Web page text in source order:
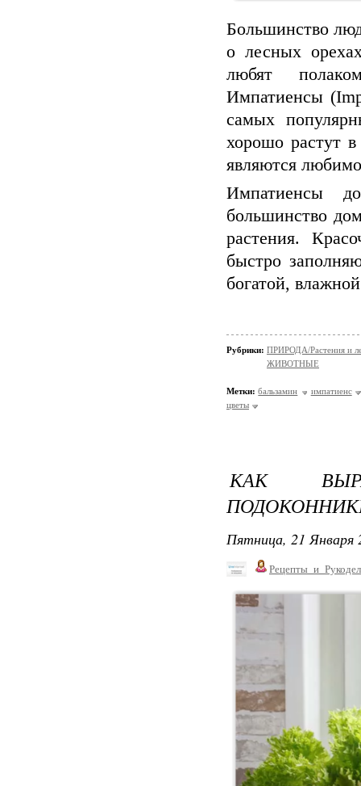
Большинство
о лесных
любят
Импатиенсы
самых
хорошо растут
являются
Импатиенсы
большинство
растения.
быстро
богатой,
Рубрики: ПРИРОДА/Растения и
ЖИВОТНЫЕ
Метки: бальзамин
импатиенс
цветы
КАК
Пятница, 21 Января